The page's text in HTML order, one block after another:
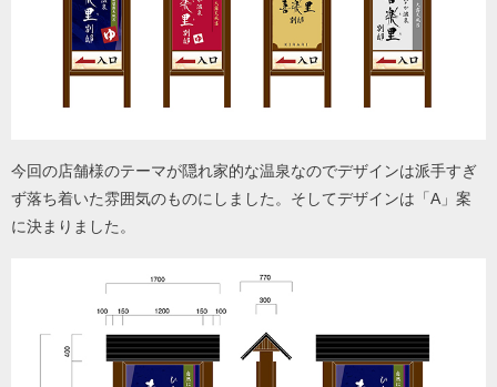
今回の店舗様のテーマが隠れ家的な温泉なのでデザインは派手すぎ
ず落ち着いた雰囲気のものにしました。そしてデザインは「A」案
に決まりました。